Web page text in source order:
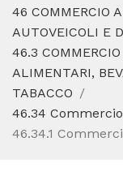
CODICE
46 COMMERCIO
AUTOVEICOLI E
46.3 COMMERCIO
ALIMENTARI,
TABACCO
46.34
46.34.1